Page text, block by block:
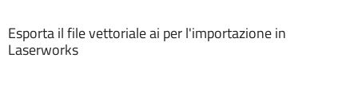
Esporta il file vettoriale ai per l'importazione in
Laserworks